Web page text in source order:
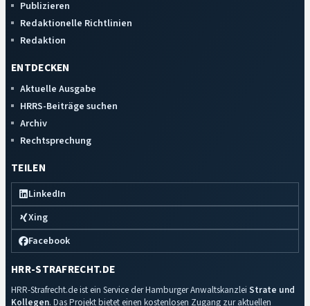
Publizieren
Redaktionelle Richtlinien
Redaktion
ENTDECKEN
Aktuelle Ausgabe
HRRS-Beiträge suchen
Archiv
Rechtsprechung
TEILEN
LinkedIn
Xing
Facebook
HRR-STRAFRECHT.DE
HRR-Strafrecht.de ist ein Service der Hamburger Anwaltskanzlei Strate und
Kollegen. Das Projekt bietet einen kostenlosen Zugang zur aktuellen